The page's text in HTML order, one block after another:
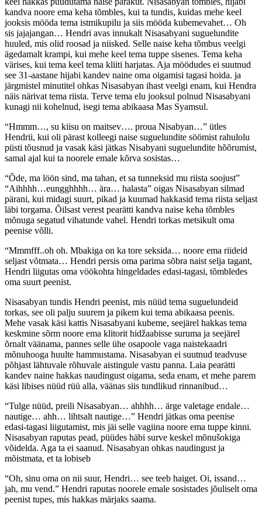
kandva noore ema keha tõmbles, kui ta tundis, kuidas mehe keel
jooksis mööda tema istmikupilu ja siis mööda kubemevahet… Oh
sis jajajangan… Hendri avas innukalt Nisasabyani suguelundite
huuled, mis olid roosad ja niisked. Selle naise keha tõmbus veelgi
ägedamalt krampi, kui mehe keel tema tuppe sisenes. Tema keha
värises, kui tema keel tema kliiti harjatas. Aja möödudes ei suutnud
see 31-aastane hijabi kandev naine oma oigamisi tagasi hoida. ja
järgmistel minutitel ohkas Nisasabyan ihast veelgi enam, kui Hendra
näis närivat tema riista. Terve tema elu jooksul polnud Nisasabyani
kunagi nii kohelnud, isegi tema abikaasa Mas Syamsul.
“Hmmm…, su kiisu on maitsev…. proua Nisabyan…” ütles
Hendrii, kui oli pärast kolleegi naise suguelundite söömist rahulolu
püsti tõusnud ja vasak käsi jätkas Nisabyani suguelundite hõõrumist,
samal ajal kui ta noorele emale kõrva sosistas…
“Õde, ma löön sind, ma tahan, et sa tunneksid mu riista soojust”
“Aihhhh…eungghhhh… ära… halasta” oigas Nisasabyan silmad
pärani, kui midagi suurt, pikad ja kuumad hakkasid tema riista seljast
läbi torgama. Õilsast verest pearätti kandva naise keha tõmbles
mõnuga segatud vihatunde vahel. Hendri torkas metsikult oma
peenise võlli.
“Mmmfff..oh oh. Mbakiga on ka tore seksida… noore ema riideid
seljast võtmata… Hendri persis oma parima sõbra naist selja tagant,
Hendri liigutas oma vöökohta hingeldades edasi-tagasi, tõmbledes
oma suurt peenist.
Nisasabyan tundis Hendri peenist, mis nüüd tema suguelundeid
torkas, see oli palju suurem ja pikem kui tema abikaasa peenis.
Mehe vasak käsi kattis Nisasabyani kubeme, seejärel hakkas tema
keskmine sõrm noore ema klitorit hidžaabisse suruma ja seejärel
õrnalt väänama, pannes selle ühe osapoole vaga naistekaadri
mõnuhooga huulte hammustama. Nisasabyan ei suutnud teadvuse
põhjast lähtuvale rõhuvale aistingule vastu panna. Laia pearätti
kandev naine hakkas naudingust oigama, seda enam, et mehe parem
käsi libises nüüd rüü alla, väänas siis tundlikud rinnanibud…
“Tulge nüüd, preili Nisasabyan… ahhhh… ärge valetage endale…
nautige… ahh… lihtsalt nautige…” Hendri jätkas oma peenise
edasi-tagasi liigutamist, mis jäi selle vagiina noore ema tuppe kinni.
Nisasabyan raputas pead, püüdes häbi surve keskel mõnušokiga
võidelda. Aga ta ei saanud. Nisasabyan ohkas naudingust ja
mõistmata, et ta lobiseb
“Oh, sinu oma on nii suur, Hendri… see teeb haiget. Oi, issand…
jah, mu vend.” Hendri raputas noorele emale sosistades jõuliselt oma
peenist tupes, mis hakkas märjaks saama.